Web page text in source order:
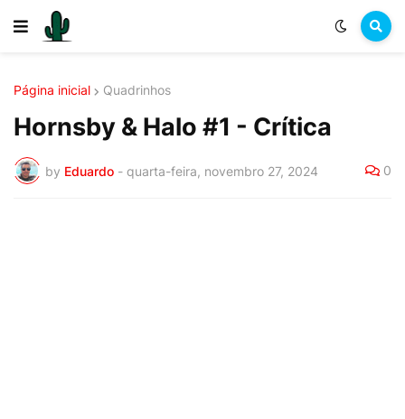
Página inicial Quadrinhos
Hornsby & Halo #1 - Crítica
by Eduardo - quarta-feira, novembro 27, 2024 0